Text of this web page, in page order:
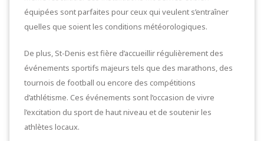
équipées sont parfaites pour ceux qui veulent s’entraîner
quelles que soient les conditions météorologiques.
De plus, St-Denis est fière d’accueillir régulièrement des
événements sportifs majeurs tels que des marathons, des
tournois de football ou encore des compétitions
d’athlétisme. Ces événements sont l’occasion de vivre
l’excitation du sport de haut niveau et de soutenir les
athlètes locaux.